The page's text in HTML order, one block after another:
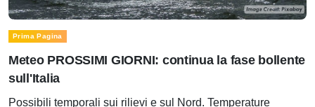
Prima Pagina
Meteo PROSSIMI GIORNI: continua la fase bollente
sull'Italia
Possibili temporali sui rilievi e sul Nord. Temperature